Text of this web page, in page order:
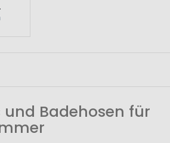
und Badehosen für